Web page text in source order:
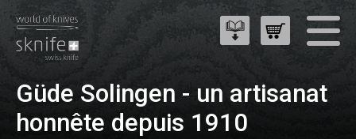
Güde Solingen - un artisanat
honnête depuis 1910